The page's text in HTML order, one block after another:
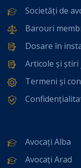
Societăți de
Barouri
Dosare în
Articole și știri
Termeni și
Avocați Alba
Avocați Arad